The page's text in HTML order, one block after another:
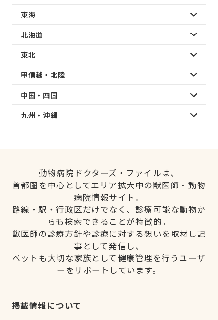
東海
北海道
東北
甲信越・北陸
中国・四国
九州・沖縄
動物病院ドクターズ・ファイルは、
首都圏を中心としてエリア拡大中の獣医師・動物
病院情報サイト。
路線・駅・行政区だけでなく、診療可能な動物か
らも検索できることが特徴的。
獣医師の診療方針や診療に対する想いを取材し記
事として発信し、
ペットも大切な家族として健康管理を行うユーザ
ーをサポートしています。
掲載情報について